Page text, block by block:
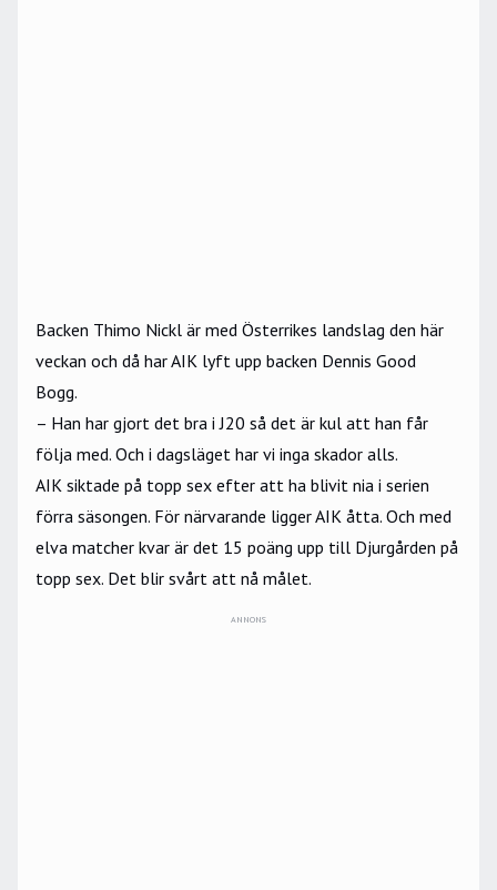
Backen Thimo Nickl är med Österrikes landslag den här
veckan och då har AIK lyft upp backen Dennis Good
Bogg.
– Han har gjort det bra i J20 så det är kul att han får
följa med. Och i dagsläget har vi inga skador alls.
AIK siktade på topp sex efter att ha blivit nia i serien
förra säsongen. För närvarande ligger AIK åtta. Och med
elva matcher kvar är det 15 poäng upp till Djurgården på
topp sex. Det blir svårt att nå målet.
ANNONS